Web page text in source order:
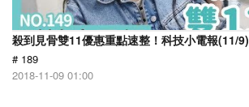
殺到見骨雙11優惠重點速整！科技小電報(11/9)
# 189
2018-11-09 01:00